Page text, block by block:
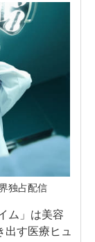
独占配信
ム」は美容
す医療ヒュ